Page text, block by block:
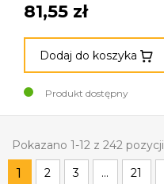
81,55 zł
Dodaj do koszyka
Produkt dostępny
Pokazano 1-12 z 242 pozycji
1 2 3 … 21